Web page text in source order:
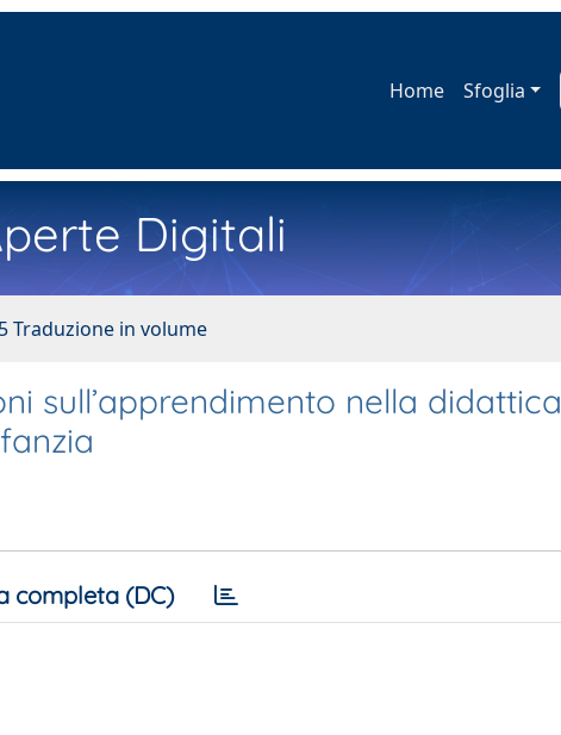
Home Sfoglia
Digitali
Traduzione in volume
sull’apprendimento nella didattica
completa (DC)